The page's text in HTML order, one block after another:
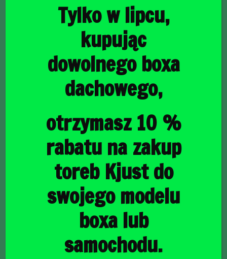
Torby do bagażnika
/ SEAT IBIZA HATCHBACK 2008-
2017 TORBY DO BAGAŻNIKA 3 SZT
SEAT IBIZA
HATCHBACK 2008-
2017 TORBY DO
BAGAŻNIKA 3 SZT
Tylko w lipcu,
kupując
dowolnego boxa
dachowego,
otrzymasz 10 %
rabatu na zakup
toreb Kjust do
swojego modelu
boxa lub
samochodu.